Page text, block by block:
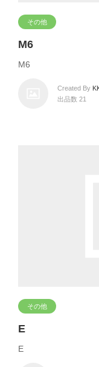
その他
M6
M6
Created By
出品数 21
その他
E
E